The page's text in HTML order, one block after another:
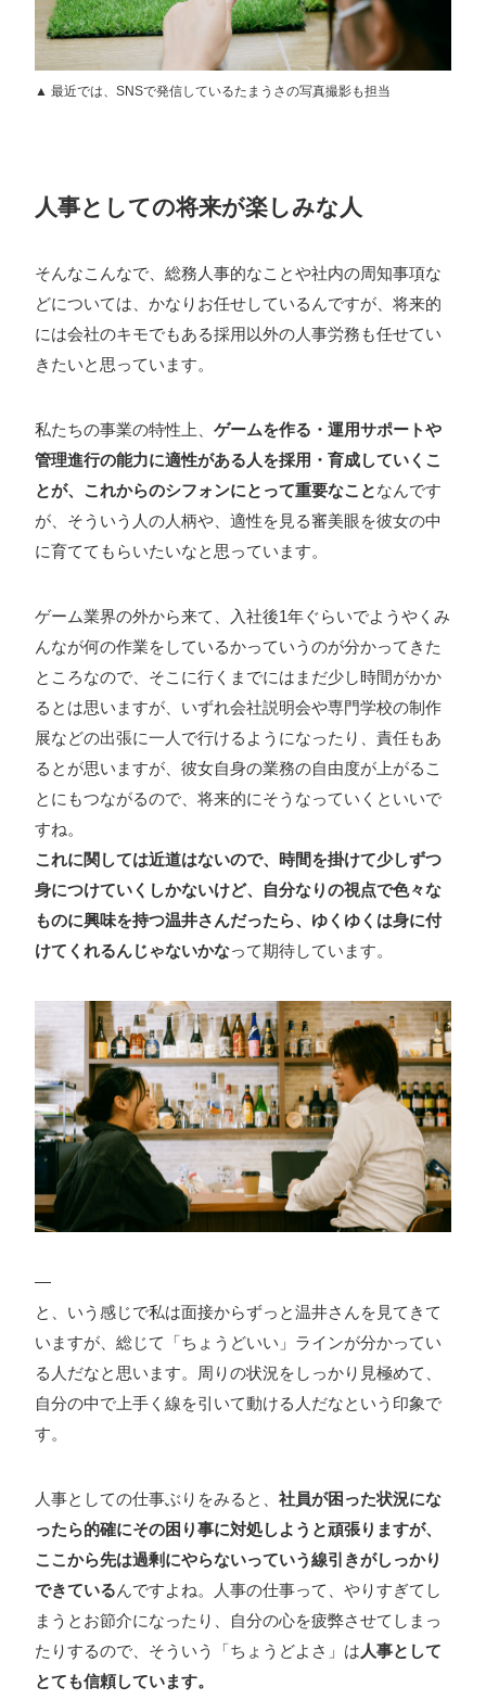
▲ 最近では、SNSで発信しているたまうさの写真撮影も担当
人事としての将来が楽しみな人
そんなこんなで、総務人事的なことや社内の周知事項な
どについては、かなりお任せしているんですが、将来的
には会社のキモでもある採用以外の人事労務も任せてい
きたいと思っています。
私たちの事業の特性上、 ゲームを作る・運用サポートや
管理進行の能力に適性がある人を採用・育成していくこ
とが、これからのシフォンにとって重要なことなんです
が、そういう人の人柄や、適性を見る審美眼を彼女の中
に育ててもらいたいなと思っています。
ゲーム業界の外から来て、入社後1年ぐらいでようやくみ
んなが何の作業をしているかっていうのが分かってきた
ところなので、そこに行くまでにはまだ少し時間がかか
るとは思いますが、いずれ会社説明会や専門学校の制作
展などの出張に一人で行けるようになったり、責任もあ
るとが思いますが、彼女自身の業務の自由度が上がるこ
とにもつながるので、将来的にそうなっていくといいで
すね。
これに関しては近道はないので、時間を掛けて少しずつ
身につけていくしかないけど、自分なりの視点で色々な
ものに興味を持つ温井さんだったら、ゆくゆくは身に付
けてくれるんじゃないかなって期待しています。
—
と、いう感じで私は面接からずっと温井さんを見てきて
いますが、総じて「ちょうどいい」ラインが分かってい
る人だなと思います。周りの状況をしっかり見極めて、
自分の中で上手く線を引いて動ける人だなという印象で
す。
人事としての仕事ぶりをみると、 社員が困った状況にな
ったら的確にその困り事に対処しようと頑張りますが、
ここから先は過剰にやらないっていう線引きがしっかり
できているんですよね。人事の仕事って、やりすぎてし
まうとお節介になったり、自分の心を疲弊させてしまっ
たりするので、そういう「ちょうどよさ」は 人事として
とても信頼しています。